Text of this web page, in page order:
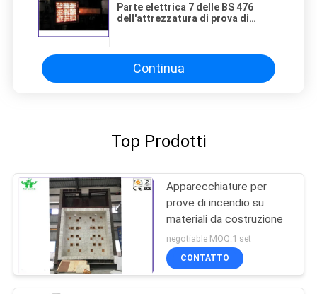
Parte elettrica 7 delle BS 476
dell'attrezzatura di prova di
materiale da costruzione
Continua
Top Prodotti
Apparecchiature per
prove di incendio su
materiali da costruzione
negotiable MOQ:1 set
CONTATTO